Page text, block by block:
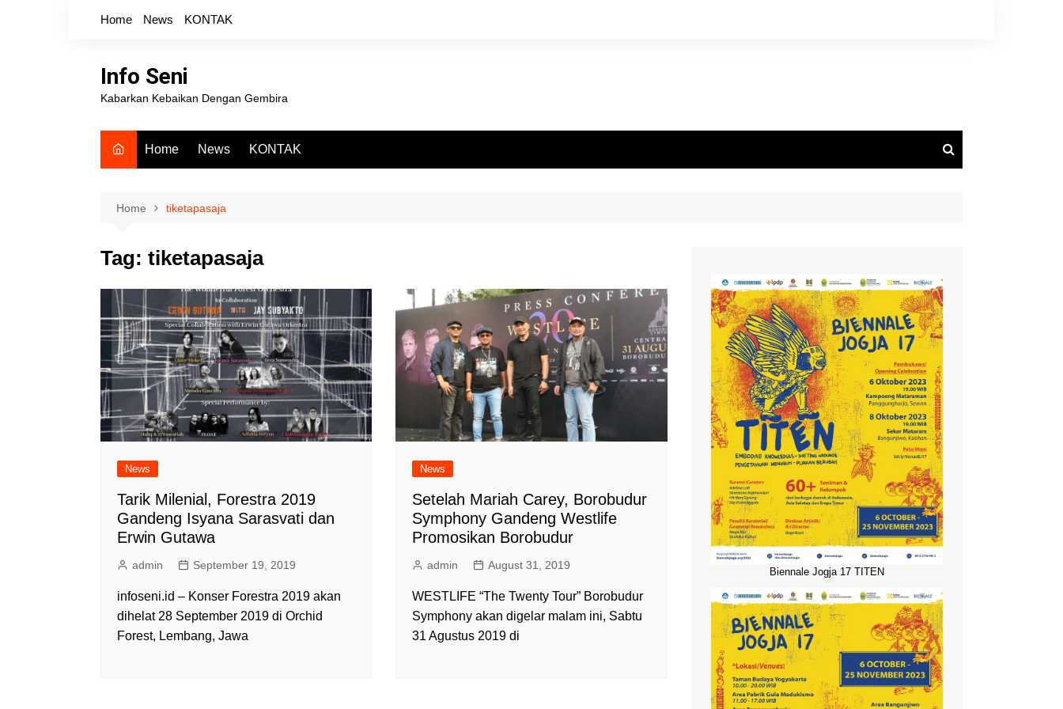
Home News KONTAK
Info Seni
Kabarkan Kebaikan Dengan Gembira
Home News KONTAK
Home tiketapasaja
Tag: tiketapasaja
News
Tarik Milenial, Forestra 2019
Gandeng Isyana Sarasvati dan
Erwin Gutawa
admin September 19, 2019
infoseni.id – Konser Forestra 2019 akan
dihelat 28 September 2019 di Orchid
Forest, Lembang, Jawa
News
Setelah Mariah Carey, Borobudur
Symphony Gandeng Westlife
Promosikan Borobudur
admin August 31, 2019
WESTLIFE “The Twenty Tour” Borobudur
Symphony akan digelar malam ini, Sabtu
31 Agustus 2019 di
Biennale Jogja 17 TITEN